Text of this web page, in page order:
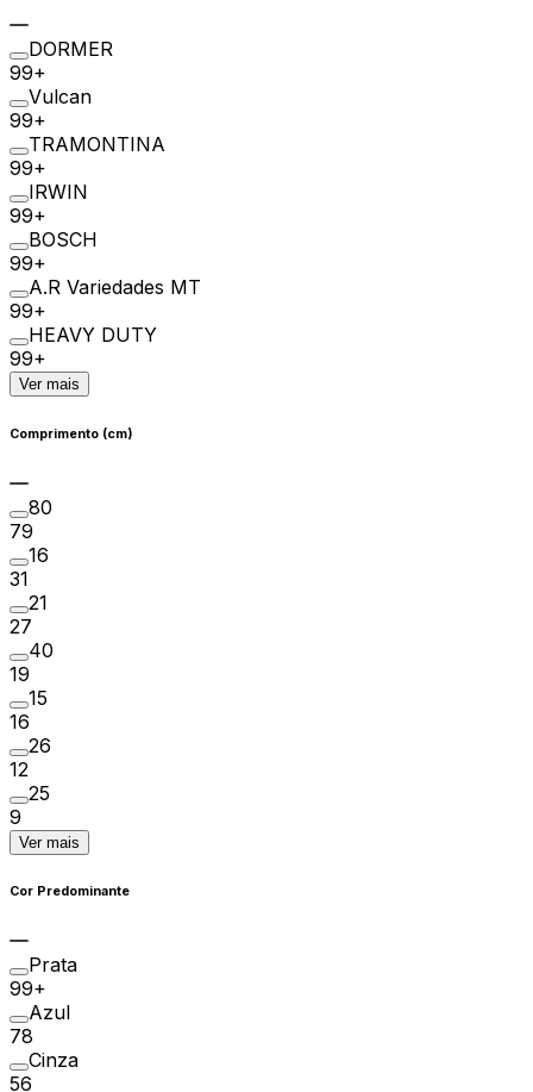
DORMER
99+
Vulcan
99+
TRAMONTINA
99+
IRWIN
99+
BOSCH
99+
A.R Variedades MT
99+
HEAVY DUTY
99+
Ver mais
Comprimento (cm)
80
79
16
31
21
27
40
19
15
16
26
12
25
9
Ver mais
Cor Predominante
Prata
99+
Azul
78
Cinza
56